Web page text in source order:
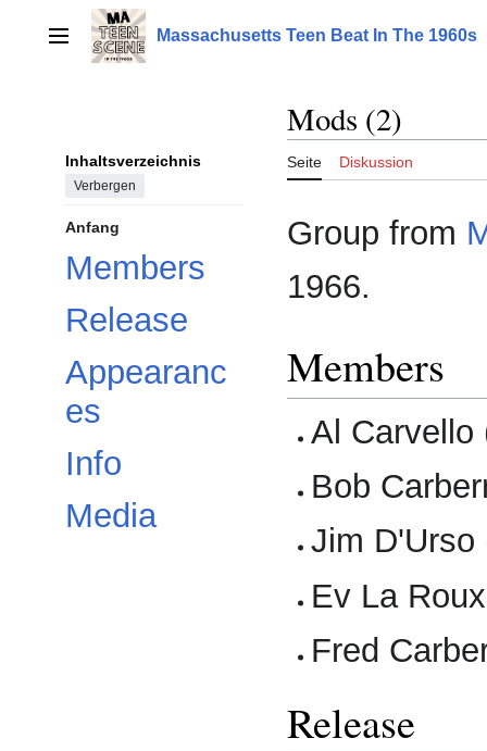
springenHauptmenü Massachusetts Teen Beat In The 1960s
Inhaltsverzeichnis
Verbergen
Anfang
Members
Release
Appearanc
es
Info
Media
Mods (2)
Seite Diskussion
Group from
1966.
Members
Al Carvello
Bob
Jim D'Urso
Ev La
Fred
Release